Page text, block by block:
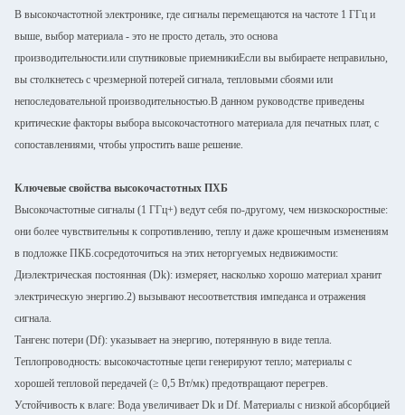
В высокочастотной электронике, где сигналы перемещаются на частоте 1 ГГц и
выше, выбор материала - это не просто деталь, это основа
производительности.или спутниковые приемникиЕсли вы выбираете неправильно,
вы столкнетесь с чрезмерной потерей сигнала, тепловыми сбоями или
непоследовательной производительностью.В данном руководстве приведены
критические факторы выбора высокочастотного материала для печатных плат, с
сопоставлениями, чтобы упростить ваше решение.
Ключевые свойства высокочастотных ПХБ
Высокочастотные сигналы (1 ГГц+) ведут себя по-другому, чем низкоскоростные:
они более чувствительны к сопротивлению, теплу и даже крошечным изменениям
в подложке ПКБ.сосредоточиться на этих неторгуемых недвижимости:
Диэлектрическая постоянная (Dk): измеряет, насколько хорошо материал хранит
электрическую энергию.2) вызывают несоответствия импеданса и отражения
сигнала.
Тангенс потери (Df): указывает на энергию, потерянную в виде тепла.
Теплопроводность: высокочастотные цепи генерируют тепло; материалы с
хорошей тепловой передачей (≥ 0,5 Вт/мк) предотвращают перегрев.
Устойчивость к влаге: Вода увеличивает Dk и Df. Материалы с низкой абсорбцией